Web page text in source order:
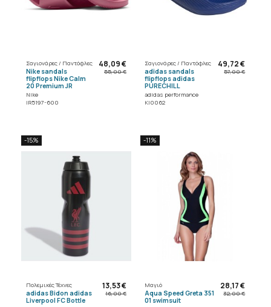
Σαγιονάρες / Παντόφλες
Nike sandals
flipflops Nike Calm
20 Premium JR
Nike
IR5197-600
48,09 €
55,00 €
Σαγιονάρες / Παντόφλες
adidas sandals
flipflops adidas
PURECHILL
adidas performance
KI0062
49,72 €
57,00 €
-15%
Πολεμικές Τέχνες
adidas Bidon adidas
Liverpool FC Bottle
13,53 €
16,00 €
-11%
Μαγιό
Aqua Speed Greta 351
01 swimsuit
28,17 €
32,00 €